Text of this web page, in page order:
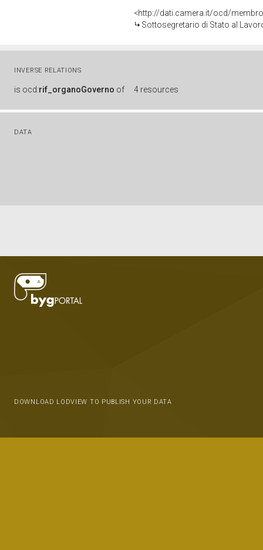
<http://dati.camera.it/ocd/
Sottosegretario di Stato al
INVERSE RELATIONS
is ocd:rif_organoGoverno of 4 resources
DATA
DOWNLOAD LODVIEW TO PUBLISH YOUR DATA